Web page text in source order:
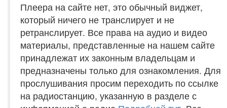
Плеера на сайте нет, это обычный виджет,
который ничего не транслирует и не
ретранслирует. Все права на аудио и видео
материалы, представленные на нашем сайте
принадлежат их законным владельцам и
предназначены только для ознакомления. Для
прослушивания просим переходить по ссылке
на радиостанцию, указанную в разделе с